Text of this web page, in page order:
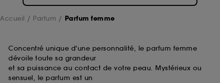
Accueil Parfum Parfum femme
Concentré unique d'une personnalité, le parfum femme
dévoile toute sa grandeur
et sa puissance au contact de votre peau. Mystérieux ou
sensuel, le parfum est un
sur "continuer sans accepter". Voous pouvez à tout
souhaitez obtenir plus d'information sur les cookies